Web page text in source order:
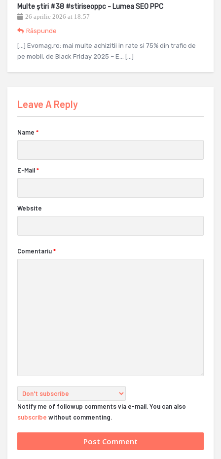
Multe știri #38 #stiriseoppc - Lumea SEO PPC
26 aprilie 2026 at 18:57
Răspunde
[…] Evomag.ro: mai multe achizitii in rate si 75% din trafic de
pe mobil, de Black Friday 2025 – E… […]
Leave A Reply
Name *
E-Mail*
Website
Comentariu*
Notify me of followup comments via e-mail. You can also
subscribe without commenting.